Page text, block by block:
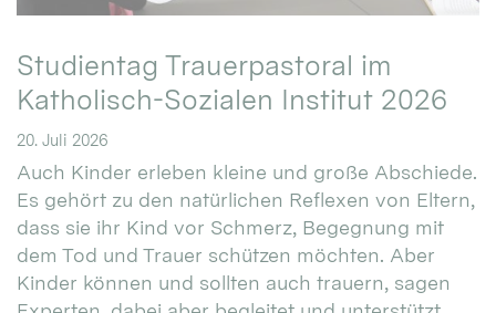
Studientag Trauerpastoral im
Katholisch-Sozialen Institut 2026
20. Juli 2026
Auch Kinder erleben kleine und große Abschiede.
Es gehört zu den natürlichen Reflexen von Eltern,
dass sie ihr Kind vor Schmerz, Begegnung mit
dem Tod und Trauer schützen möchten. Aber
Kinder können und sollten auch trauern, sagen